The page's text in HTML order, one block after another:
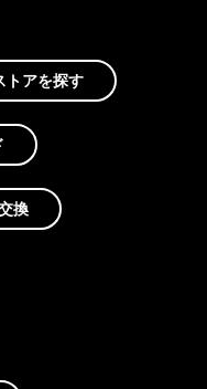
トアを探す
換